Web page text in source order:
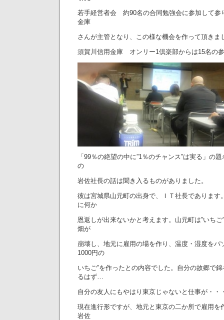
若手経営者会 約90名の合同勉強会に参加して参
金庫
さんが主管となり、この様な機会を作って頂きま
須賀川信用金庫 オンリー1倶楽部からは15名の
「99％の絶望の中に”1％のチャンス”は実る」の
の
岩佐社長の話は聞き入るものがありました。
彼は宮城県山元町の出身で、ＩＴ社長であります
に何か
恩返しが出来ないかと考えます。山元町は”いち
畑が
崩壊し、地元に雇用の場を作り、温度・湿度をパ
1000円の
いちご”を作ったとの内容でした。自分の故郷で
るはず…
自分の友人にもやはり東京じゃないと仕事が・・
現在進行形ですが、地元と東京の二か所で雇用を
岩佐